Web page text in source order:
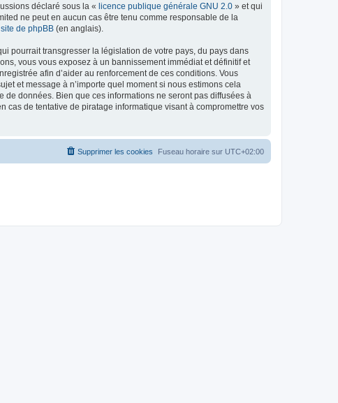
déclaré sous la « licence publique générale GNU 2.0 » et qui
ne peut en aucun cas être tenu comme responsable de la
de phpBB (en anglais).
pourrait transgresser la législation de votre pays, du pays dans
vous vous exposez à un bannissement immédiat et définitif et
afin d’aider au renforcement de ces conditions. Vous
et message à n’importe quel moment si nous estimons cela
données. Bien que ces informations ne seront pas diffusées à
cas de tentative de piratage informatique visant à compromettre vos
Fuseau horaire sur UTC+02:00
Supprimer les cookies